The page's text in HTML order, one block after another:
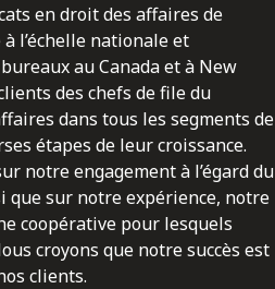
en droit des affaires de
l’échelle nationale et
au Canada et à New
des chefs de file du
dans tous les segments de
étapes de leur croissance.
notre engagement à l’égard du
que sur notre expérience, notre
coopérative pour lesquels
croyons que notre succès est
clients.